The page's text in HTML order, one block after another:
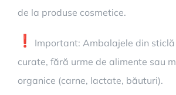
de la produse cosmetice.
Important: Ambalajele din
curate, fără urme de alimente sau
organice (carne, lactate, băuturi).